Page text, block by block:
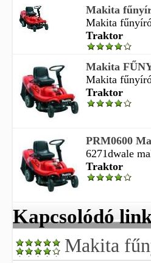
Makita
Makita
Traktor
Makita
Makita
Traktor
PRM0600
6271dwale
Traktor
Kapcsolódó
Makita